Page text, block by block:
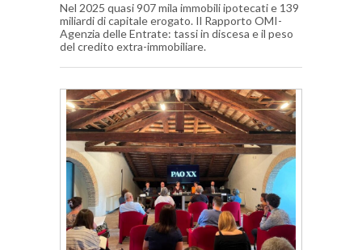
Nel 2025 quasi 907 mila immobili ipotecati e 139
miliardi di capitale erogato. Il Rapporto OMI-
Agenzia delle Entrate: tassi in discesa e il peso
del credito extra-immobiliare.